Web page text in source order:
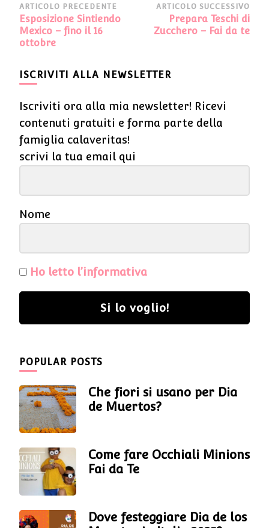
Navigazione
articoli
ARTICOLO PRECEDENTE
Esposizione Sintiendo
Mexico – fino il 16
ottobre
ARTICOLO SUCCESSIVO
Prepara Teschi di
Zucchero – Fai da te
ISCRIVITI ALLA NEWSLETTER
Iscriviti ora alla mia newsletter! Ricevi
contenuti gratuiti e forma parte della
famiglia calaveritas!
scrivi la tua email qui
Nome
Ho letto l’informativa
Si lo voglio!
POPULAR POSTS
Che fiori si usano per Dia
de Muertos?
Come fare Occhiali Minions
Fai da Te
Dove festeggiare Dia de los